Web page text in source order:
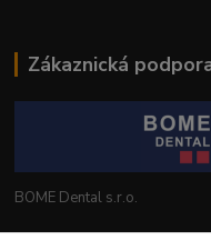
Zákaznická
BOME Dental s.r.o.